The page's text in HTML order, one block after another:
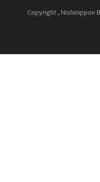
Copyright , Nishinippon